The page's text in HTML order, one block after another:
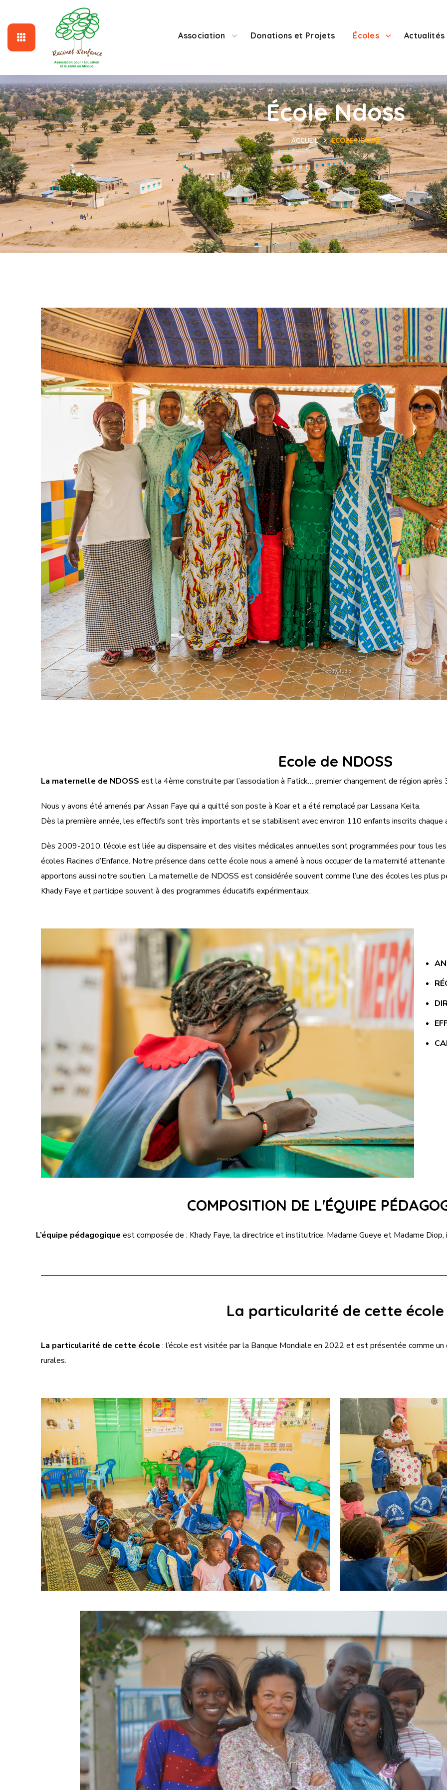
Association Donations et Projets Écoles Actualités
École Ndoss
ACCUEIL ÉCOLE NDOSS
Ecole de NDOSS
La maternelle de NDOSS est la 4ème construite par l’association à Fatick… premier changement de région
Nous y avons été amenés par Assan Faye qui a quitté son poste à Koar et a été remplacé par Lassana Keita.
Dès la première année, les effectifs sont très importants et se stabilisent avec environ 110 enfants inscrits chaque
Dès 2009-2010, l’école est liée au dispensaire et des visites médicales annuelles sont programmées pour tous
écoles Racines d’Enfance. Notre présence dans cette école nous a amené à nous occuper de la maternité
apportons aussi notre soutien. La maternelle de NDOSS est considérée souvent comme l’une des écoles les plus
Khady Faye et participe souvent à des programmes éducatifs expérimentaux.
COMPOSITION DE L'ÉQUIPE
L’équipe pédagogique est composée de : Khady Faye, la directrice et institutrice. Madame Gueye et Madame
La particularité de cette école
La particularité de cette école : l’école est visitée par la Banque Mondiale en 2022 et est présentée comme
rurales.